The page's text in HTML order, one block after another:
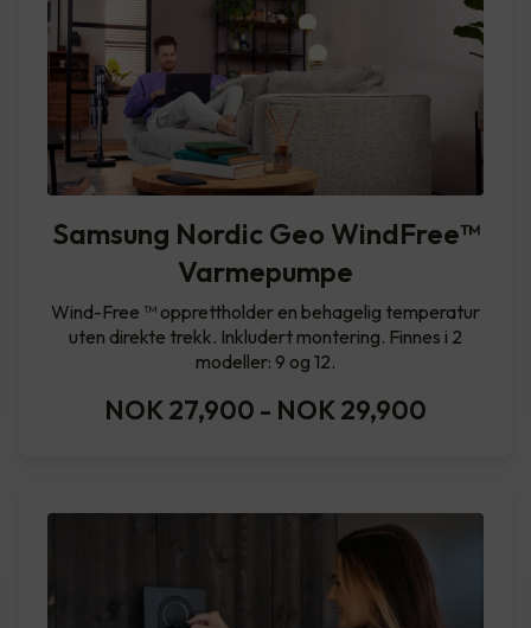
Samsung Nordic Geo WindFree™️
Varmepumpe
Wind-Free ™ opprettholder en behagelig temperatur
uten direkte trekk. Inkludert montering. Finnes i 2
modeller: 9 og 12.
NOK 27,900 - NOK 29,900